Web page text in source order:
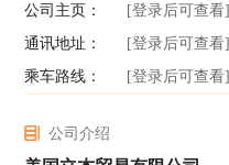
公司主页：
[登录后可查看]
通讯地址：
[登录后可查看]
乘车路线：
[登录后可查看]
公司介绍